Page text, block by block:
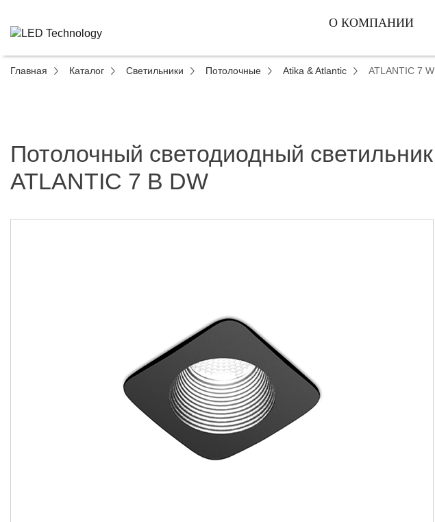
О КОМПАНИИ
Главная Каталог Светильники Потолочные Atika & Atlantic ATLANTIC 7 W
Потолочный светодиодный светильник
ATLANTIC 7 B DW